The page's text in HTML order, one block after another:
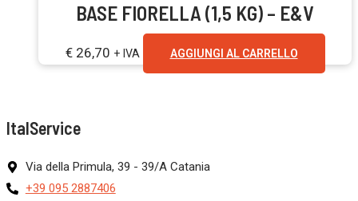
BASE FIORELLA (1,5 KG) – E&V
€26,70 + IVA AGGIUNGI AL CARRELLO
ItalService
Via della Primula, 39 - 39/A Catania
+39 095 2887406